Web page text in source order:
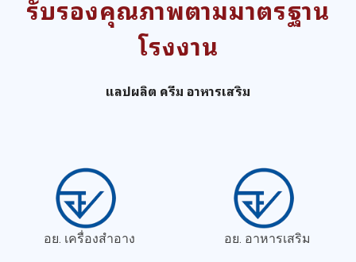
รับรองคุณภาพตามมาตรฐาน
โรงงาน
แลปผลิต ครีม อาหารเสริม
อย. เครื่องสำอาง อย. อาหารเสริม